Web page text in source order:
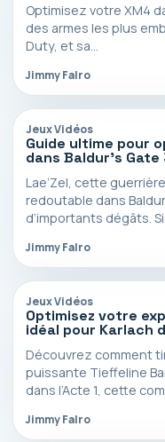
Optimisez votre XM4
des armes les plus
Duty, et sa…
Jimmy Falro
Jeux Vidéos
Guide ultime pour
dans Baldur’s Gate
Lae’Zel, cette
redoutable dans
d’importants dégâts.
Jimmy Falro
Jeux Vidéos
Optimisez votre
idéal pour Karlach
Découvrez comment
puissante Tieffeline
dans l’Acte 1, cette
Jimmy Falro